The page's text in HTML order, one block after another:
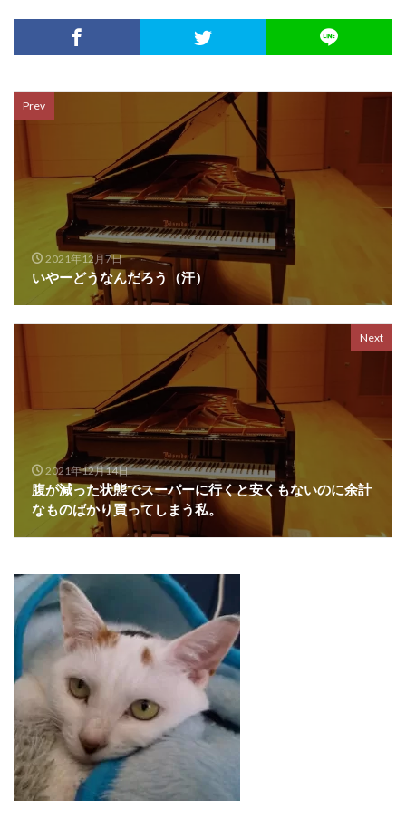
Prev
2021年12月7日
いやーどうなんだろう（汗）
Next
2021年12月14日
腹が減った状態でスーパーに行くと安くもないのに余計
なものばかり買ってしまう私。